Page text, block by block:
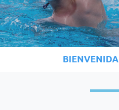
BIENVENIDA